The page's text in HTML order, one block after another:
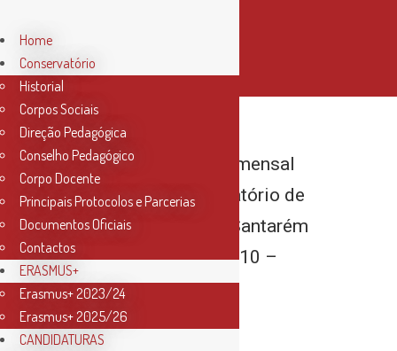
Newsletter mensal
do Conservatório de
Música de Santarém
– Edição nº 10 –
Junho 2020
Home
Conservatório
Historial
Corpos Sociais
Direção Pedagógica
Conselho Pedagógico
Corpo Docente
Principais Protocolos e Parcerias
Documentos Oficiais
Contactos
ERASMUS+
Erasmus+ 2023/24
Erasmus+ 2025/26
CANDIDATURAS